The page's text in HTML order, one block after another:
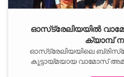
ഓസ്‌ട്രേലിയയില്‍
ക്യാമ്പ്
ഓസ്‌ട്രേലിയയിലെ
കൂട്ടായ്മയായ വാമോസ്